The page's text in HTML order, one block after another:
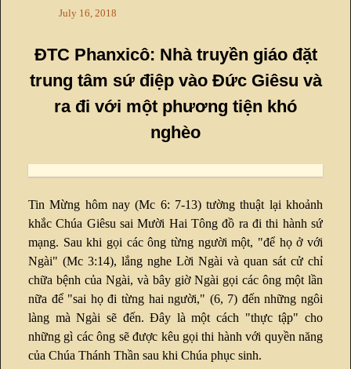
July 16, 2018
ĐTC Phanxicô: Nhà truyền giáo đặt
trung tâm sứ điệp vào Đức Giêsu và
ra đi với một phương tiện khó
nghèo
Tin Mừng hôm nay (Mc 6: 7-13) tường thuật lại khoảnh
khắc Chúa Giêsu sai Mười Hai Tông đồ ra đi thi hành sứ
mạng. Sau khi gọi các ông từng người một, "để họ ở với
Ngài" (Mc 3:14), lắng nghe Lời Ngài và quan sát cử chỉ
chữa bệnh của Ngài, và bây giờ Ngài gọi các ông một lần
nữa để "sai họ đi từng hai người," (6, 7) đến những ngôi
làng mà Ngài sẽ đến. Đây là một cách "thực tập" cho
những gì các ông sẽ được kêu gọi thi hành với quyền năng
của Chúa Thánh Thần sau khi Chúa phục sinh.